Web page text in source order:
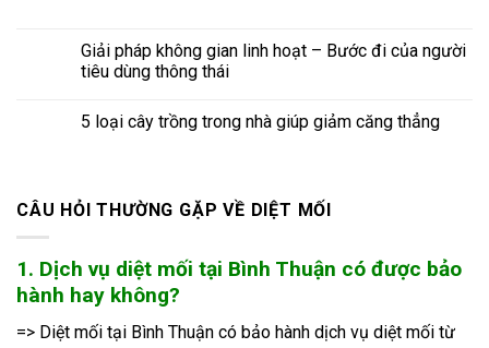
Giải pháp không gian linh hoạt – Bước đi của người
tiêu dùng thông thái
5 loại cây trồng trong nhà giúp giảm căng thẳng
CÂU HỎI THƯỜNG GẶP VỀ DIỆT MỐI
1. Dịch vụ diệt mối tại Bình Thuận có được bảo
hành hay không?
=> Diệt mối tại Bình Thuận có bảo hành dịch vụ diệt mối từ